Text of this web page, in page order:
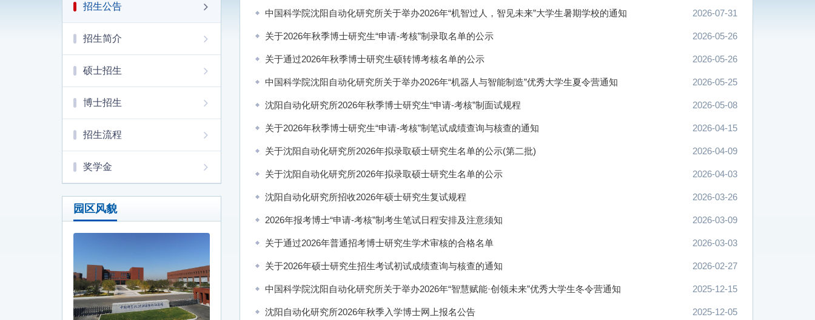
招生公告
招生简介
硕士招生
博士招生
招生流程
奖学金
园区风貌
中国科学院沈阳自动化研究所关于举办2026年“机智过人，智见未来”大学生暑期学校的通知 2026-07-31
关于2026年秋季博士研究生“申请-考核”制录取名单的公示 2026-05-26
关于通过2026年秋季博士研究生硕转博考核名单的公示 2026-05-26
中国科学院沈阳自动化研究所关于举办2026年“机器人与智能制造”优秀大学生夏令营通知 2026-05-25
沈阳自动化研究所2026年秋季博士研究生“申请-考核”制面试规程 2026-05-08
关于2026年秋季博士研究生“申请-考核”制笔试成绩查询与核查的通知 2026-04-15
关于沈阳自动化研究所2026年拟录取硕士研究生名单的公示(第二批) 2026-04-09
关于沈阳自动化研究所2026年拟录取硕士研究生名单的公示 2026-04-03
沈阳自动化研究所招收2026年硕士研究生复试规程 2026-03-26
2026年报考博士“申请-考核”制考生笔试日程安排及注意须知 2026-03-09
关于通过2026年普通招考博士研究生学术审核的合格名单 2026-03-03
关于2026年硕士研究生招生考试初试成绩查询与核查的通知 2026-02-27
中国科学院沈阳自动化研究所关于举办2026年“智慧赋能·创领未来”优秀大学生冬令营通知 2025-12-15
沈阳自动化研究所2026年秋季入学博士网上报名公告 2025-12-05